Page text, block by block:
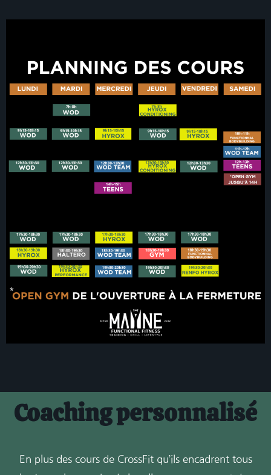
Coaching personnalisé
En plus des cours de CrossFit qu’ils encadrent tous